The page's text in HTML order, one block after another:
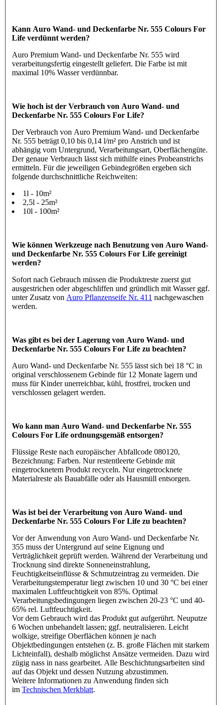
Kann Auro Wand- und Deckenfarbe Nr. 555 Colours For
Life verdünnt werden?
Auro Premium Wand- und Deckenfarbe Nr. 555 wird
verarbeitungsfertig eingestellt geliefert. Die Farbe ist mit
maximal 10% Wasser verdünnbar.
Wie hoch ist der Verbrauch von Auro Wand- und
Deckenfarbe Nr. 555 Colours For Life?
Der Verbrauch von Auro Premium Wand- und Deckenfarbe
Nr. 555 beträgt 0,10 bis 0,14 l/m² pro Anstrich und ist
abhängig vom Untergrund, Verarbeitungsart, Oberflächengüte.
Der genaue Verbrauch lässt sich mithilfe eines Probeanstrichs
ermitteln. Für die jeweiligen Gebindegrößen ergeben sich
folgende durchschnittliche Reichweiten:
1l - 10m²
2,5l - 25m²
10l - 100m²
Wie können Werkzeuge nach Benutzung von Auro Wand-
und Deckenfarbe Nr. 555 Colours For Life gereinigt
werden?
Sofort nach Gebrauch müssen die Produktreste zuerst gut
ausgestrichen oder abgeschliffen und gründlich mit Wasser ggf.
unter Zusatz von Auro Pflanzenseife Nr. 411 nachgewaschen
werden.
Was gibt es bei der Lagerung von Auro Wand- und
Deckenfarbe Nr. 555 Colours For Life zu beachten?
Auro Wand- und Deckenfarbe Nr. 555 lässt sich bei 18 °C in
original verschlossenem Gebinde für 12 Monate lagern und
muss für Kinder unerreichbar, kühl, frostfrei, trocken und
verschlossen gelagert werden.
Wo kann man Auro Wand- und Deckenfarbe Nr. 555
Colours For Life ordnungsgemäß entsorgen?
Flüssige Reste nach europäischer Abfallcode 080120,
Bezeichnung: Farben. Nur restentleerte Gebinde mit
eingetrocknetem Produkt recyceln. Nur eingetrocknete
Materialreste als Bauabfälle oder als Hausmüll entsorgen.
Was ist bei der Verarbeitung von Auro Wand- und
Deckenfarbe Nr. 555 Colours For Life zu beachten?
Vor der Anwendung von Auro Wand- und Deckenfarbe Nr.
355 muss der Untergrund auf seine Eignung und
Verträglichkeit geprüft werden. Während der Verarbeitung und
Trocknung sind direkte Sonneneinstrahlung,
Feuchtigkeitseinflüsse & Schmutzeintrag zu vermeiden. Die
Verarbeitungstemperatur liegt zwischen 10 und 30 °C bei einer
maximalen Luftfeuchtigkeit von 85%. Optimal
Verarbeitungsbedingungen liegen zwischen 20-23 °C und 40-
65% rel. Luftfeuchtigkeit.
Vor dem Gebrauch wird das Produkt gut aufgerührt. Neuputze
6 Wochen unbehandelt lassen; ggf. neutralisieren. Leicht
wolkige, streifige Oberflächen können je nach
Objektbedingungen entstehen (z. B. große Flächen mit starkem
Lichteinfall), deshalb möglichst Ansätze vermeiden. Dazu wird
zügig nass in nass gearbeitet. Alle Beschichtungsarbeiten sind
auf das Objekt und dessen Nutzung abzustimmen.
Weitere Informationen zu Anwendung finden sich
im Technischen Merkblatt.